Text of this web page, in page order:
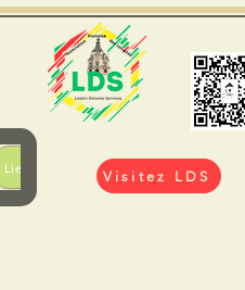
Liens utiles
Visitez LDS